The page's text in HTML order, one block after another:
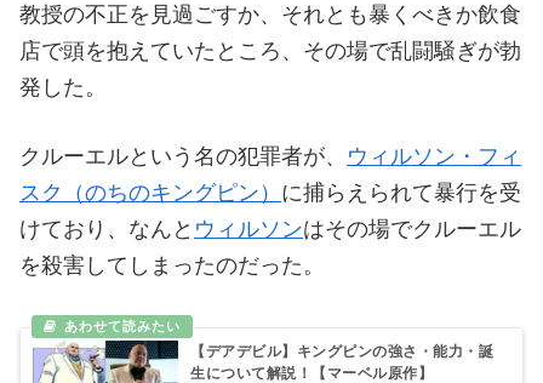
教授の不正を見過ごすか、それとも暴くべきか飲食
店で頭を抱えていたところ、その場で乱闘騒ぎが勃
発した。
クルーエルという名の犯罪者が、 ウィルソン・フィ
スク（のちのキングピン） に捕らえられて暴行を受
けており、なんと ウィルソンはその場でクルーエル
を殺害してしまったのだった。
【デアデビル】キングピンの強さ・能力・誕
生について解説！【マーベル原作】